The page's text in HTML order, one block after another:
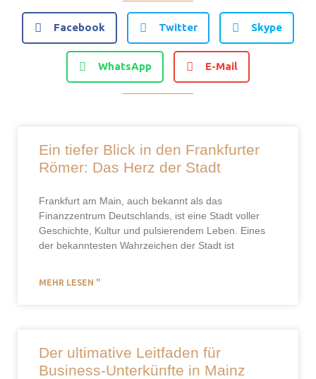
Facebook Twitter Skype
WhatsApp E-Mail
Ein tiefer Blick in den Frankfurter
Römer: Das Herz der Stadt
Frankfurt am Main, auch bekannt als das
Finanzzentrum Deutschlands, ist eine Stadt voller
Geschichte, Kultur und pulsierendem Leben. Eines
der bekanntesten Wahrzeichen der Stadt ist
MEHR LESEN "
Der ultimative Leitfaden für
Business-Unterkünfte in Mainz